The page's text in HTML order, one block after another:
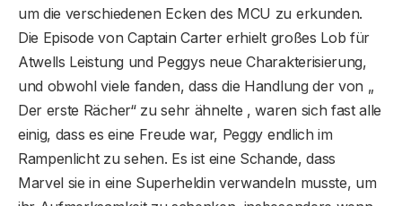
um die verschiedenen Ecken des MCU zu erkunden.
Die Episode von Captain Carter erhielt großes Lob für
Atwells Leistung und Peggys neue Charakterisierung,
und obwohl viele fanden, dass die Handlung der von „
Der erste Rächer“ zu sehr ähnelte , waren sich fast alle
einig, dass es eine Freude war, Peggy endlich im
Rampenlicht zu sehen. Es ist eine Schande, dass
Marvel sie in eine Superheldin verwandeln musste, um